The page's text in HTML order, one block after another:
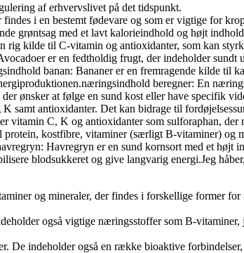
af erhvervslivet på det tidspunkt.
i en bestemt fødevare og som er vigtige for
grøntsag med et lavt kalorieindhold og højt
kilde til C-vitamin og antioxidanter, som kan
er en fedtholdig frugt, der indeholder
banan: Bananer er en fremragende kilde til
beregner: En
ønsker at følge en sund kost eller have specifik
antioxidanter. Det kan bidrage til
C, K og antioxidanter som sulforaphan, der
kostfibre, vitaminer (særligt B-vitaminer) og
Havregryn er en sund kornsort med et
blodsukkeret og give langvarig energi.Jeg
og mineraler, der findes i forskellige former for
også vigtige næringsstoffer som B-
indeholder også en række bioaktive forbindelser,